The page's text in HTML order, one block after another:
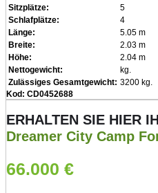
Sitzplätze:
5
Schlafplätze:
4
Länge:
5.05 m
Breite:
2.03 m
Höhe:
2.04 m
Nettogewicht:
kg.
Zulässiges Gesamtgewicht: 3200 kg.
Kod: CD0452688
ERHALTEN SIE HIER
Dreamer City Camp
66.000 €